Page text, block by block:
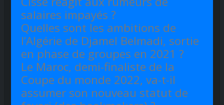
salaires impayés ?
Quelles sont les ambitions de
l’Algérie de Djamel Belmadi, sortie
en phase de groupes en 2021 ?
Le Maroc, demi-finaliste de la
Coupe du monde 2022, va-t-il
assumer son nouveau statut de